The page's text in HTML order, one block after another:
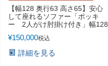
【幅128 奥行63 高さ65】安心
して座れるソファー「ポッキ
ー 2人がけ肘掛け付き」幅128
¥150,000税込
詳細を見る